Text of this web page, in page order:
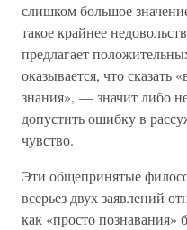
слишком большое
такое крайнее
предлагает
оказывается, что сказать
знания», — значит либо
допустить ошибку в
чувство.
Эти общепринятые
всерьез двух заявлений
как «просто познавания»